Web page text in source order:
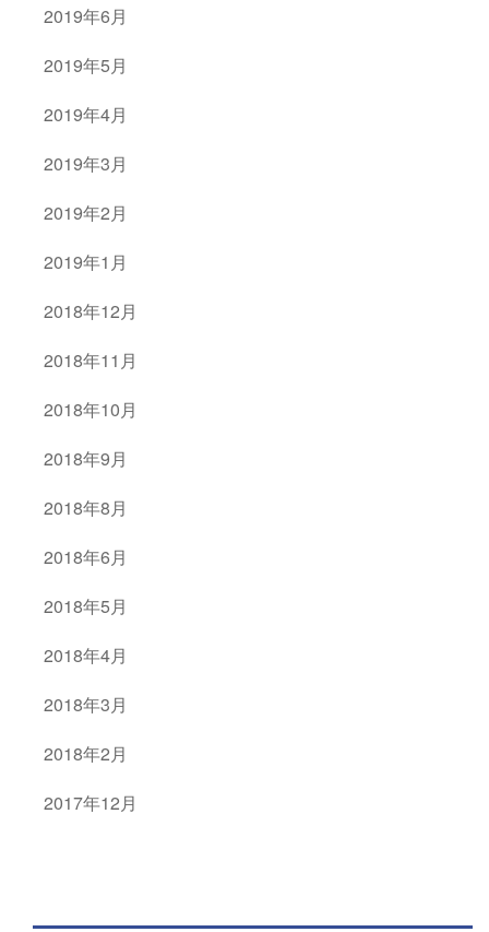
2019年6月
2019年5月
2019年4月
2019年3月
2019年2月
2019年1月
2018年12月
2018年11月
2018年10月
2018年9月
2018年8月
2018年6月
2018年5月
2018年4月
2018年3月
2018年2月
2017年12月